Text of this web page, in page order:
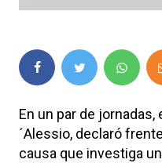
En un par de jornadas,
´Alessio, declaró
causa que investiga